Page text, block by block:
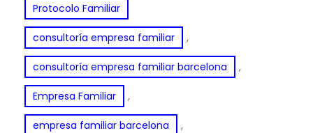
Protocolo Familiar
consultoría empresa familiar ,
consultoría empresa familiar barcelona ,
Empresa Familiar ,
empresa familiar barcelona ,